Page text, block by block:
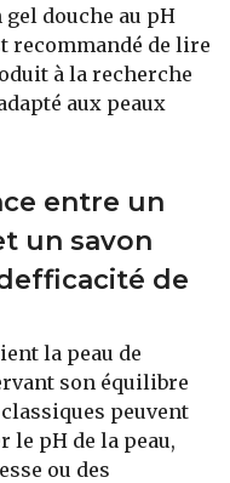
douche au pH
recommandé de lire
à la recherche
aux peaux
entre un
un savon
de
la peau de
son équilibre
peuvent
le pH de la peau,
ou des